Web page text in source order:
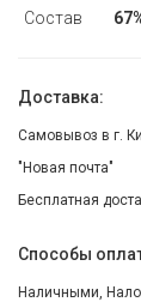
Состав
Доставка:
Самовывоз в г.
"Новая почта"
Бесплатная
Способы
Наличными,